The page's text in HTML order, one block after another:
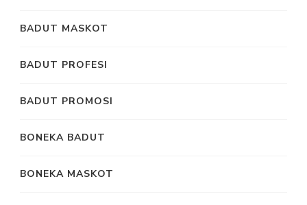
BADUT MASKOT
BADUT PROFESI
BADUT PROMOSI
BONEKA BADUT
BONEKA MASKOT